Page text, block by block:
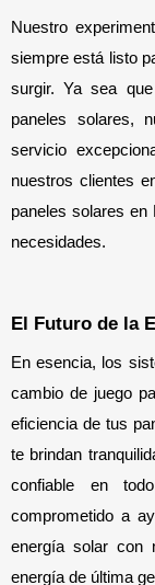
Nuestro
siempre está listo
surgir. Ya sea
paneles solares,
servicio
nuestros clientes
paneles solares
necesidades.
El Futuro de la
En esencia, los
cambio de juego
eficiencia de tus
te brindan
confiable en
comprometido a
energía solar con
energía de última